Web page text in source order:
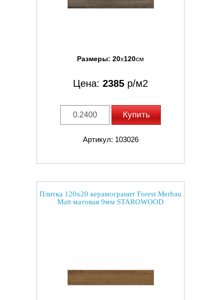
Размеры: 20x120см
Цена: 2385 р/м2
Купить
Артикул: 103026
Плитка 120x20 керамогранит Forest Merbau
Matt матовая 9мм STAROWOOD